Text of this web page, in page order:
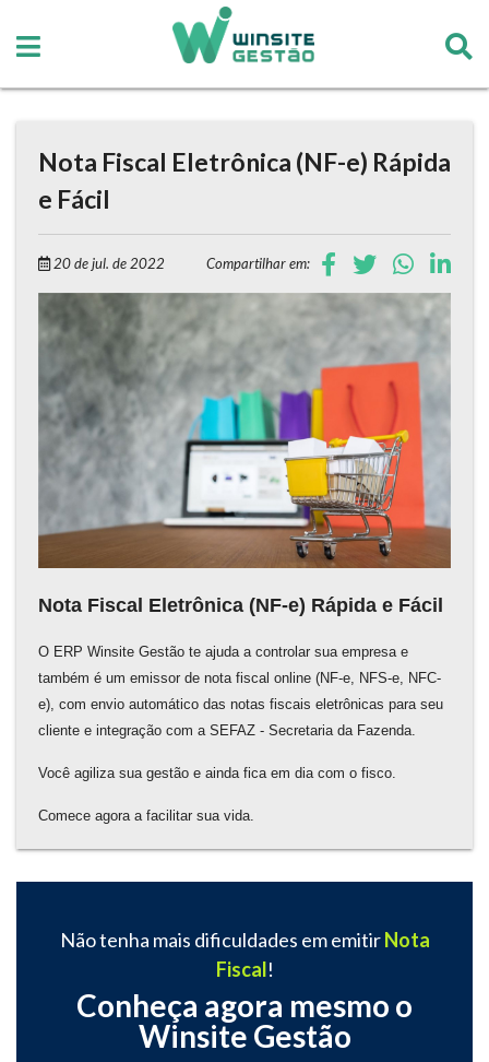
Nota Fiscal Eletrônica (NF-e) Rápida
e Fácil
20 de jul. de 2022 Compartilhar em:
Nota Fiscal Eletrônica (NF-e) Rápida e Fácil
O ERP Winsite Gestão te ajuda a controlar sua empresa e
também é um emissor de nota fiscal online (NF-e, NFS-e, NFC-
e), com envio automático das notas fiscais eletrônicas para seu
cliente e integração com a SEFAZ - Secretaria da Fazenda.
Você agiliza sua gestão e ainda fica em dia com o fisco.
Comece agora a facilitar sua vida.
Não tenha mais dificuldades em emitirNota
Fiscal!
Conheça agora mesmo o
Winsite Gestão